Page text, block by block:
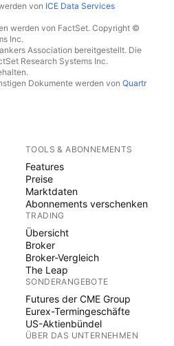
von ICE Data Services
werden von FactSet. Copyright ©
Inc.
Association bereitgestellt. Die
Research Systems Inc.
Dokumente werden von Quartr
TOOLS & ABONNEMENTS
Features
Preise
Marktdaten
Abonnements verschenken
TRADING
Übersicht
Broker
Broker-Vergleich
The Leap
SONDERANGEBOTE
Futures der CME Group
Eurex-Termingeschäfte
US-Aktienbündel
ÜBER DAS UNTERNEHMEN